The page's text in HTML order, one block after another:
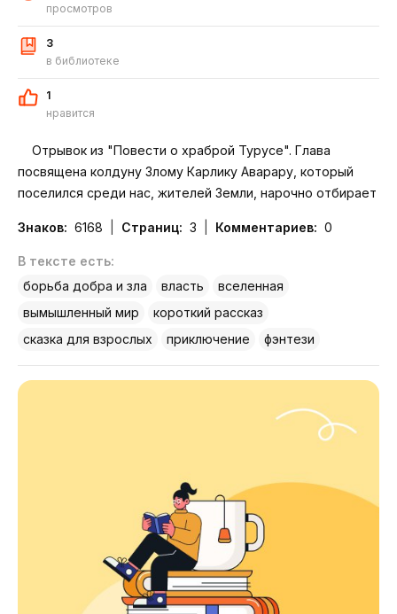
просмотров
3
в библиотеке
1
нравится
Отрывок из "Повести о храброй Турусе". Глава
посвящена колдуну Злому Карлику Аварару, который
поселился среди нас, жителей Земли, нарочно отбирает
немного раскрывает с
Подробнее
Знаков: 6168 Страниц: 3 Комментариев: 0
В тексте есть:
борьба добра и зла
власть
вселенная
вымышленный мир
короткий рассказ
сказка для взрослых
приключение фэнтези